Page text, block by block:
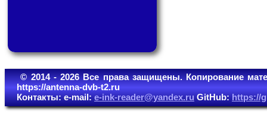
© 2014 - 2026 Все права защищены. Копирование
https://antenna-dvb-t2.ru
Контакты: e-mail:e-ink-reader@yandex.ruGitHub:https://